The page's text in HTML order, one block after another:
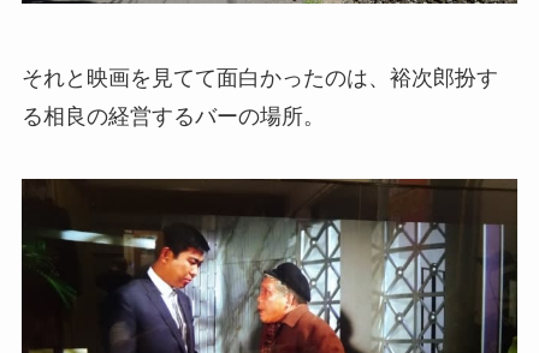
それと映画を見てて面白かったのは、裕次郎扮す
る相良の経営するバーの場所。